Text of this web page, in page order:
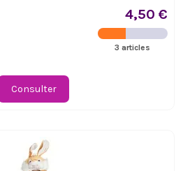
4,50 €
3 articles
Consulter